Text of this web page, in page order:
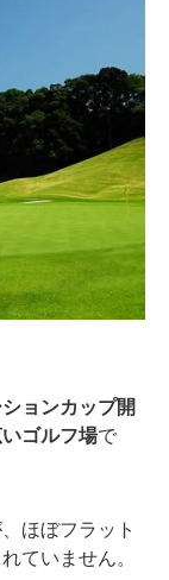
ョンカップ開
ゴルフ場で
ほぼフラット
ていません。